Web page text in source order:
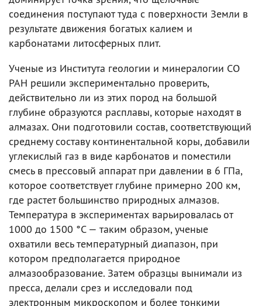
соединения поступают туда с поверхности Земли в
результате движения богатых калием и
карбонатами литосферных плит.
Ученые из Института геологии и минералогии СО
РАН решили экспериментально проверить,
действительно ли из этих пород на большой
глубине образуются расплавы, которые находят в
алмазах. Они подготовили состав, соответствующий
среднему составу континентальной коры, добавили
углекислый газ в виде карбонатов и поместили
смесь в прессовый аппарат при давлении в 6 ГПа,
которое соответствует глубине примерно 200 км,
где растет большинство природных алмазов.
Температура в экспериментах варьировалась от
1000 до 1500 °C — таким образом, ученые
охватили весь температурный диапазон, при
котором предполагается природное
алмазообразование. Затем образцы вынимали из
пресса, делали срез и исследовали под
электронным микроскопом и более тонкими